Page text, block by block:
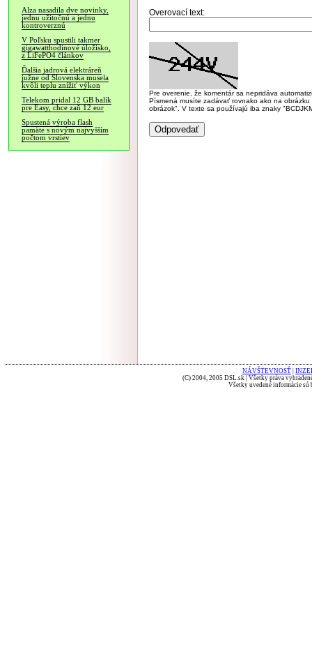
Alza nasadila dve novinky,
jednu užitočnú a jednu
kontroverznú
V Poľsku spustili takmer
gigawatthodinové úložisko,
z LiFePO4 článkov
Ďalšia jadrová elektráreň
južne od Slovenska musela
kvôli teplu znížiť výkon
Telekom pridal 12 GB balík
pre Easy, chce zaň 12 eur
Spustená výroba flash
pamäte s novým najvyšším
počtom vrstiev
Overovací text:
Pre overenie, že komentár sa nepridáva
Písmená musíte zadávať rovnako ako na
obrázok". V texte sa používajú iba znaky
NÁVŠTEVNOSŤ
(C) 2004, 2005 DSL.sk | Všetky práva
Všetky uvedené informácie sú